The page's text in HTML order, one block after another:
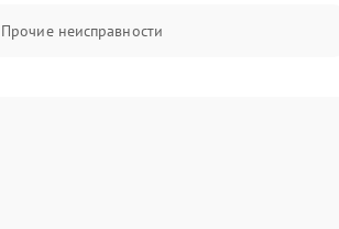
Прочие неисправности